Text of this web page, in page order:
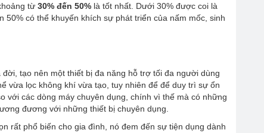
từ 30% đến 50% là tốt nhất. Dưới 30% được coi là
có thể khuyến khích sự phát triển của nấm mốc, sinh
tạo nên một thiết bị đa năng hỗ trợ tối đa người dùng
vừa lọc không khí vừa tạo, tuy nhiên để để duy trì sự ổn
với các dòng máy chuyên dụng, chính vì thế mà có những
đương với những thiết bị chuyên dụng.
rất phổ biến cho gia đình, nó đem đến sự tiện dụng dành